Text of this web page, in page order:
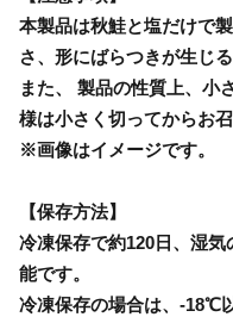
本製品は秋鮭と塩だけで
さ、形にばらつきが生じ
また、 製品の性質上、小
様は小さく切ってからお
※画像はイメージです。
【保存方法】
冷凍保存で約120日、湿
能です。
冷凍保存の場合は、-18℃